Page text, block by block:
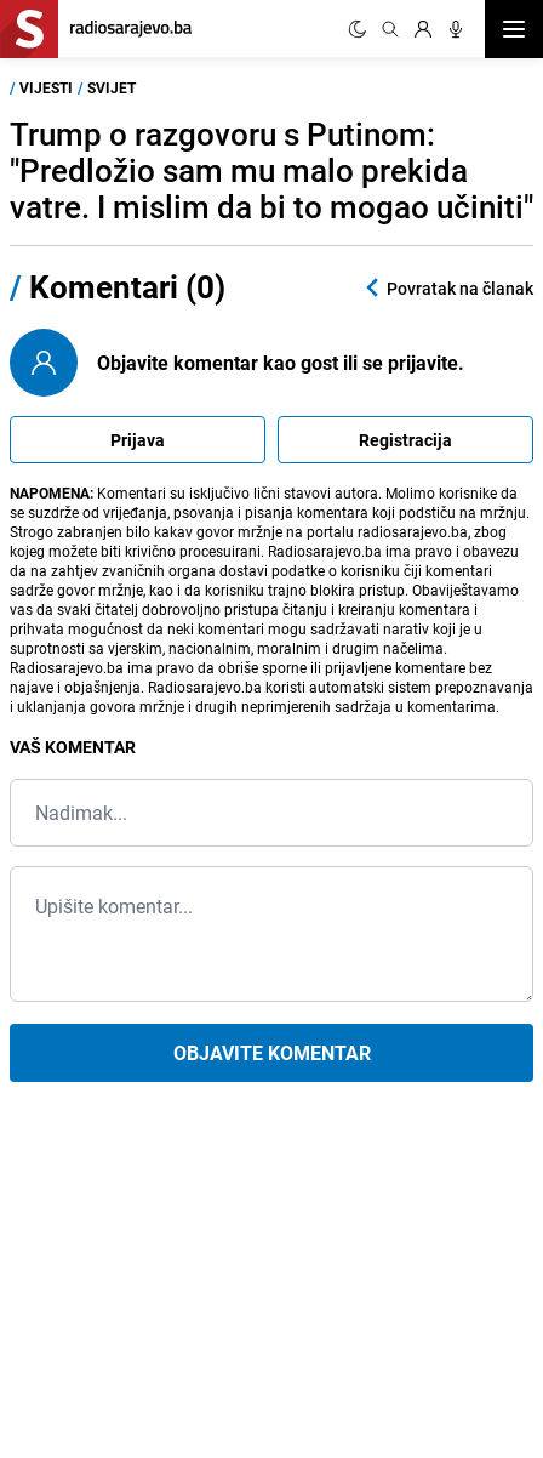
/ VIJESTI / SVIJET
Trump o razgovoru s Putinom:
"Predložio sam mu malo prekida
vatre. I mislim da bi to mogao učiniti"
/ Komentari (0) Povratak na članak
Objavite komentar kao gost ili se prijavite.
Prijava Registracija
NAPOMENA: Komentari su isključivo lični stavovi autora. Molimo korisnike da
se suzdrže od vrijeđanja, psovanja i pisanja komentara koji podstiču na mržnju.
Strogo zabranjen bilo kakav govor mržnje na portalu radiosarajevo.ba, zbog
kojeg možete biti krivično procesuirani. Radiosarajevo.ba ima pravo i obavezu
da na zahtjev zvaničnih organa dostavi podatke o korisniku čiji komentari
sadrže govor mržnje, kao i da korisniku trajno blokira pristup. Obaviještavamo
vas da svaki čitatelj dobrovoljno pristupa čitanju i kreiranju komentara i
prihvata mogućnost da neki komentari mogu sadržavati narativ koji je u
suprotnosti sa vjerskim, nacionalnim, moralnim i drugim načelima.
Radiosarajevo.ba ima pravo da obriše sporne ili prijavljene komentare bez
najave i objašnjenja. Radiosarajevo.ba koristi automatski sistem prepoznavanja
i uklanjanja govora mržnje i drugih neprimjerenih sadržaja u komentarima.
VAŠ KOMENTAR
OBJAVITE KOMENTAR